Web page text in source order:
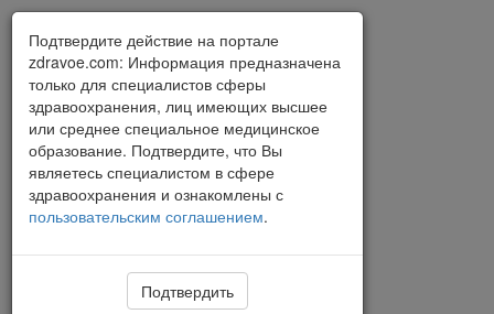
Подтвердите действие на портале
zdravoe.com: Информация предназначена
только для специалистов сферы
здравоохранения, лиц имеющих высшее
или среднее специальное медицинское
образование. Подтвердите, что Вы
являетесь специалистом в сфере
здравоохранения и ознакомлены с
пользовательским соглашением.
Подтвердить